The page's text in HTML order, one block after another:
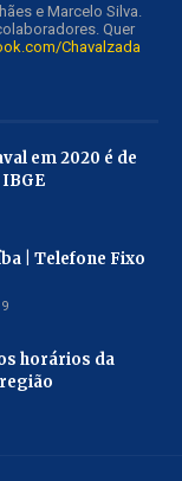
e Marcelo Silva.
Quer
Chavalzada
em 2020 é de
| Telefone Fixo
horários da